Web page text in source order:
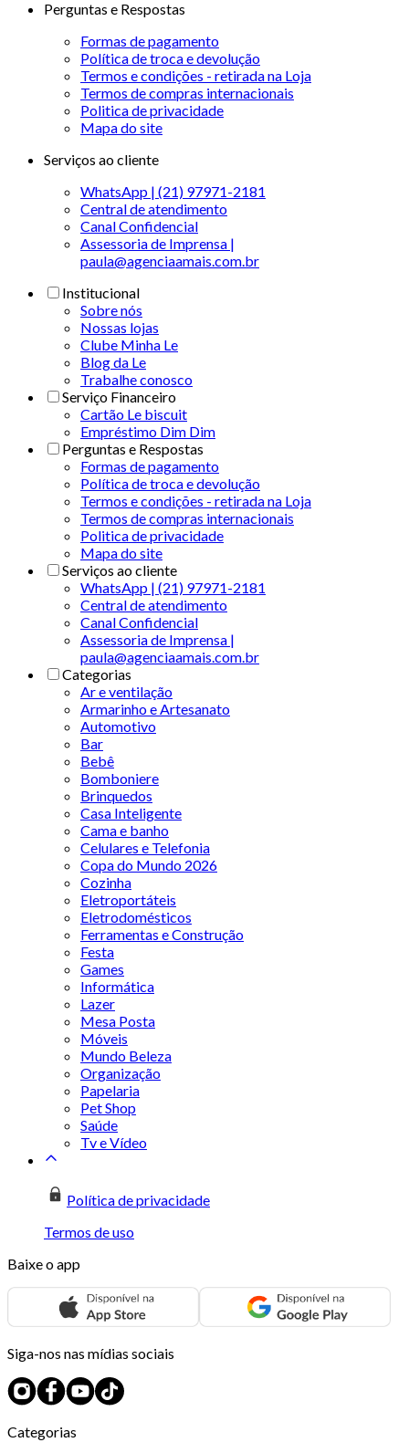
Perguntas e Respostas
Formas de pagamento
Política de troca e devolução
Termos e condições - retirada na Loja
Termos de compras internacionais
Politica de privacidade
Mapa do site
Serviços ao cliente
WhatsApp | (21) 97971-2181
Central de atendimento
Canal Confidencial
Assessoria de Imprensa |
paula@agenciaamais.com.br
Institucional
Sobre nós
Nossas lojas
Clube Minha Le
Blog da Le
Trabalhe conosco
Serviço Financeiro
Cartão Le biscuit
Empréstimo Dim Dim
Perguntas e Respostas
Formas de pagamento
Política de troca e devolução
Termos e condições - retirada na Loja
Termos de compras internacionais
Politica de privacidade
Mapa do site
Serviços ao cliente
WhatsApp | (21) 97971-2181
Central de atendimento
Canal Confidencial
Assessoria de Imprensa |
paula@agenciaamais.com.br
Categorias
Ar e ventilação
Armarinho e Artesanato
Automotivo
Bar
Bebê
Bomboniere
Brinquedos
Casa Inteligente
Cama e banho
Celulares e Telefonia
Copa do Mundo 2026
Cozinha
Eletroportáteis
Eletrodomésticos
Ferramentas e Construção
Festa
Games
Informática
Lazer
Mesa Posta
Móveis
Mundo Beleza
Organização
Papelaria
Pet Shop
Saúde
Tv e Vídeo
Política de privacidade
Termos de uso
Baixe o app
Siga-nos nas mídias sociais
Categorias